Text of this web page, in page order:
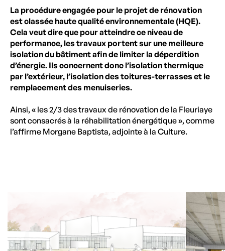
La procédure engagée pour le projet de rénovation
est classée haute qualité environnementale (HQE).
Cela veut dire que pour atteindre ce niveau de
performance, les travaux portent sur une meilleure
isolation du bâtiment afin de limiter la déperdition
d’énergie. Ils concernent donc l’isolation thermique
par l’extérieur, l’isolation des toitures-terrasses et le
remplacement des menuiseries.
Ainsi, « les 2/3 des travaux de rénovation de la Fleuriaye
sont consacrés à la réhabilitation énergétique », comme
l’affirme Morgane Baptista, adjointe à la Culture.